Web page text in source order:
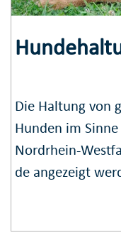
Die Haltung von
Hunden im
Nordrhein-
de ange­zeigt